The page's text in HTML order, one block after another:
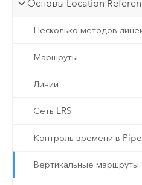
Основы Location
Несколько методов
Маршруты
Линии
Сеть LRS
Контроль времени в
Вертикальные маршруты